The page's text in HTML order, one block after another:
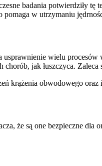
badania potwierdziły
w utrzymaniu
wielu
jak łuszczyca.
krążenia obwodowego
że są one bezpieczne